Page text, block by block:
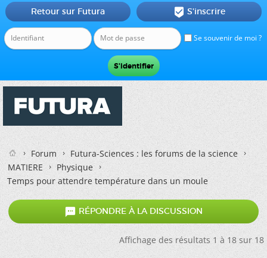
Se souvenir de moi ?
Retour sur Futura  S'inscrire
Forum
Futura-Sciences : les forums de la science
MATIERE
Physique
Temps pour attendre température dans un moule
 RÉPONDRE À LA DISCUSSION
Affichage des résultats 1 à 18 sur 18